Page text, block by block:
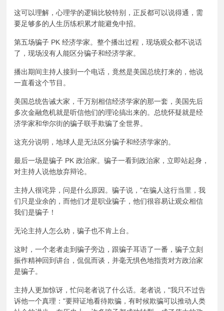
这可以理解，心理学的逻辑比较特别，正反都可以说得通，需
要足够多的人生历练积累才能避免中招。
第五场骗子 PK 经济学家。整个播出过程，现场观众都不说话
了，现场没有人能区分骗子和经济学家。
播出期间主持人接到一个电话，竟然是美国总统打来的，他说
一直看这个节目。
美国总统告诫大家，千万别相信经济学家的那一套，美国先后
多次金融危机就是听信他们的理论搞出来的。总统怀疑就是经
济学家和华尔街的骗子联手欺骗了全世界。
这充分说明，地球人是无法区分骗子和经济学家的。
最后一场是骗子 PK 政治家。骗子一看到政治家，立即站起身，
对主持人说他放弃辩论。
主持人很诧异，问是什么原因。骗子说，"在骗人这行当里，我
们只是业余的，而他们才是职业骗子，他们很容易让观众相信
我们是骗子！
无论主持人怎么劝，骗子也不肯上台。
这时，一个老者走到骗子旁边，跟骗子耳语了一番，骗子立刻
振作精神回到讲台，侃侃而谈，并毫无惧色地指责对方政治家
是骗子。
主持人更加惊讶，忙问老者说了什么话。老者说，"我只不过告
诉他一个真理："要辩证地看待欺骗，有时候欺骗可以推动人类